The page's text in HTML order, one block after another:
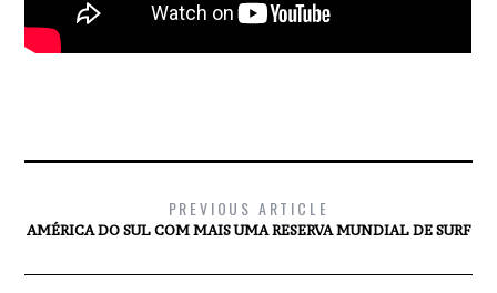
PREVIOUS ARTICLE
AMÉRICA DO SUL COM MAIS UMA RESERVA MUNDIAL DE SURF